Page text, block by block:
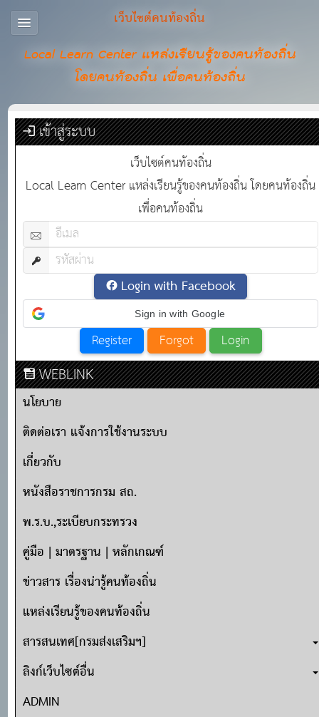
เว็บไซต์คนท้องถิ่น
Local Learn Center แหล่งเรียนรู้ของคนท้องถิ่น
โดยคนท้องถิ่น เพื่อคนท้องถิ่น
เข้าสู่ระบบ
เว็บไซต์คนท้องถิ่น
Local Learn Center แหล่งเรียนรู้ของคนท้องถิ่น โดยคนท้องถิ่น
เพื่อคนท้องถิ่น
Login with Facebook
Sign in with Google
WEBLINK
นโยบาย
ติดต่อเรา แจ้งการใช้งานระบบ
เกี่ยวกับ
หนังสือราชการกรม สถ.
พ.ร.บ.,ระเบียบกระทรวง
คู่มือ | มาตรฐาน | หลักเกณฑ์
ข่าวสาร เรื่องน่ารู้คนท้องถิ่น
แหล่งเรียนรู้ของคนท้องถิ่น
สารสนเทศ[กรมส่งเสริมฯ]
ลิงก์เว็บไซต์อื่น
ADMIN